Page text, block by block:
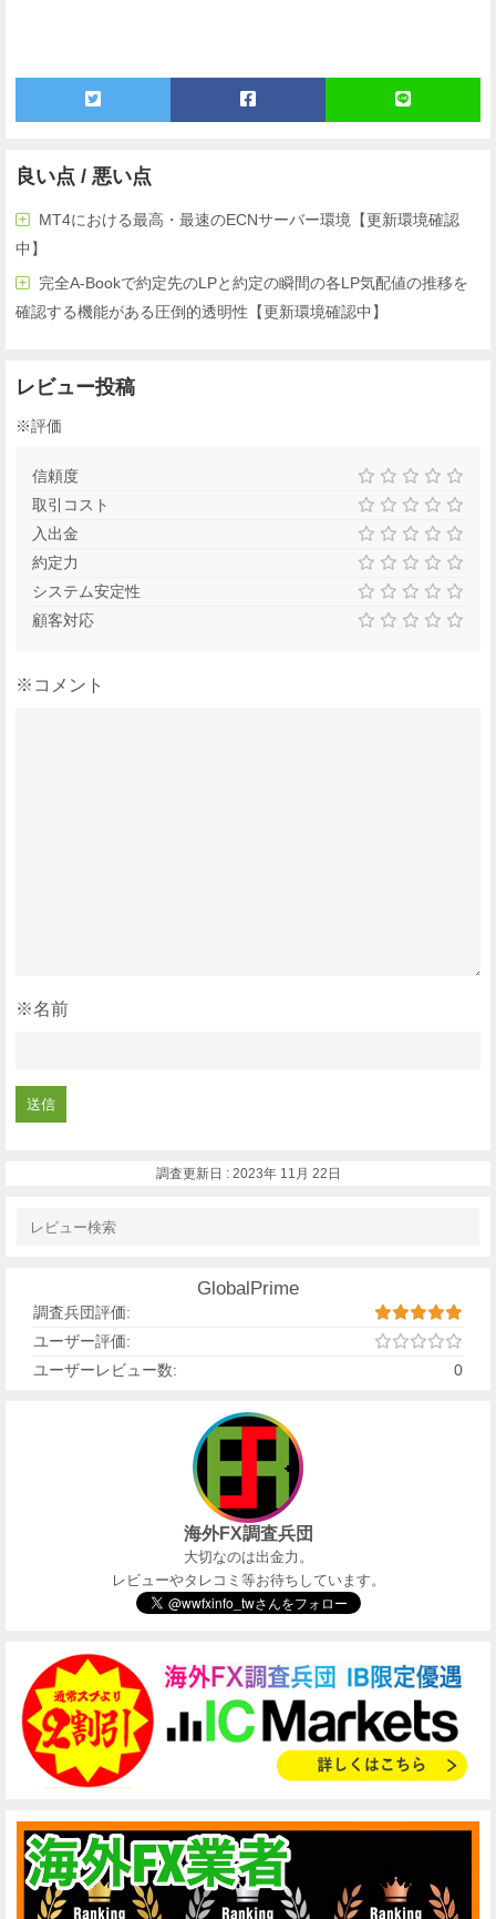
良い点 / 悪い点
MT4における最高・最速のECNサーバー環境【更新環境確認
中】
完全A-Bookで約定先のLPと約定の瞬間の各LP気配値の推移を
確認する機能がある圧倒的透明性【更新環境確認中】
レビュー投稿
※評価
信頼度
取引コスト
入出金
約定力
システム安定性
顧客対応
※コメント
※名前
調査更新日 : 2023年 11月 22日
GlobalPrime
調査兵団評価:
ユーザー評価:
ユーザーレビュー数:
0
海外FX調査兵団
大切なのは出金力。
レビューやタレコミ等お待ちしています。